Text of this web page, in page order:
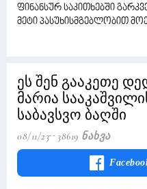
ფინანსურ საკითხებში
მეტი პასუხისმგებლობით
ეს შენ გააკეთე
მარია
საბავსვო ბაღში
08/11/23 38619 Ნახვა